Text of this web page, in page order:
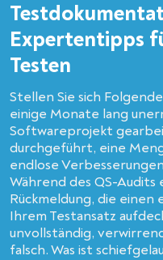
Expertentipps
Testen
Stellen Sie sich
einige Monate lang
Softwareprojekt
durchgeführt, eine
endlose
Während des QS-
Rückmeldung, die
Ihrem Testansatz
unvollständig,
falsch. Was ist